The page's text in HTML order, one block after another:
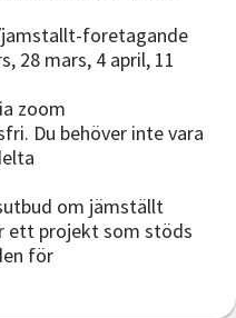
foretagande
28 mars, 4 april, 11
zoom
Du behöver inte vara
om jämställt
ett projekt som stöds
för